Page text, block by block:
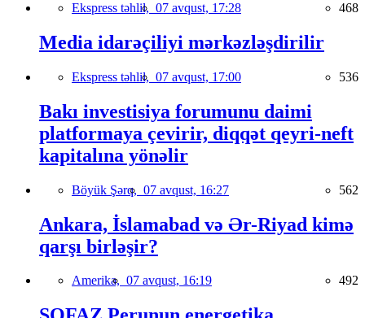
Ekspress təhlil, 07 avqust, 17:28 468
Media idarəçiliyi mərkəzləşdirilir
Ekspress təhlil, 07 avqust, 17:00 536
Bakı investisiya forumunu daimi
platformaya çevirir, diqqət qeyri-neft
kapitalına yönəlir
Böyük Şərq, 07 avqust, 16:27 562
Ankara, İslamabad və Ər-Riyad kimə
qarşı birləşir?
Amerika, 07 avqust, 16:19 492